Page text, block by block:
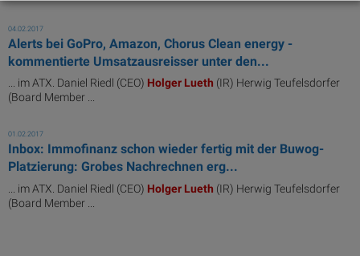
04.02.2017
Alerts bei GoPro, Amazon, Chorus Clean energy -
kommentierte Umsatzausreisser unter den...
... im ATX. Daniel Riedl (CEO) Holger Lueth (IR) Herwig Teufelsdorfer
(Board Member ...
01.02.2017
Inbox: Immofinanz schon wieder fertig mit der Buwog-
Platzierung: Grobes Nachrechnen erg...
... im ATX. Daniel Riedl (CEO) Holger Lueth (IR) Herwig Teufelsdorfer
(Board Member ...